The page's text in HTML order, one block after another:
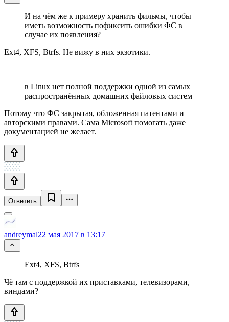
И на чём же к примеру хранить фильмы, чтобы
иметь возможность пофиксить ошибки ФС в
случае их появления?
Ext4, XFS, Btrfs. Не вижу в них экзотики.
в Linux нет полной поддержки одной из самых
распространённых домашних файловых систем
Потому что ФС закрытая, обложенная патентами и
авторскими правами. Сама Microsoft помогать даже
документацией не желает.
Ответить
andreymal22 мая 2017 в 13:17
Ext4, XFS, Btrfs
Чё там с поддержкой их приставками, телевизорами,
виндами?